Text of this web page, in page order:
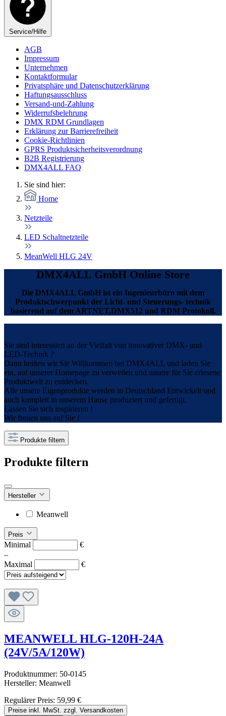
Service/Hilfe
AGB
Impressum
Unternehmen
Kontaktformular
Privatsphäre und Datenschutzerklärung
Haftungsausschluss
Versand-und-Zahlung
Widerrufsbelehrung
DMX RDM Grundlagen
Erklärung zur Barrierefreiheit
Cookie-Richtlinien
GPRS Produktsicherheitsverordnung
B2B Registrierung
DMX4ALL FAQ
Sie sind hier:
Home
Netzteile
LED Schaltnetzteile
MeanWell HLG 24V
DMX4ALL GmbH Online Store
Die DMX4ALL GmbH ist ein Ingenieurbüro mit dem
Produktschwerpunkt der Licht- und Steuerungs- technik
basierend auf dem ARTNET,DMX512 und RDM Protokoll.
Sie sind interessiert an der Vielfalt von innovativer DMX- und
LED-Technik ?
Dann heißen wir Sie Willkommen bei DMX4ALL und laden Sie
ein, auf unserer Homepage zu verweilen und unsere für Sie erlesene
Produktwelt zu entdecken.
Alle unsere Eigenprodukte werden in Deutschland Entwickelt und
auch komplett in unserem Hause produziert und gefertigt.
Lassen Sie sich inspirieren !
Wir freuen uns auf Sie !
Produkte filtern
Produkte filtern
Hersteller
Meanwell
Preis
Minimal
€
–
Maximal
€
MEANWELL HLG-120H-24A
(24V/5A/120W)
Produktnummer: 50-0145
Hersteller: Meanwell
Regulärer Preis: 59,99 €
Preise inkl. MwSt. zzgl. Versandkosten